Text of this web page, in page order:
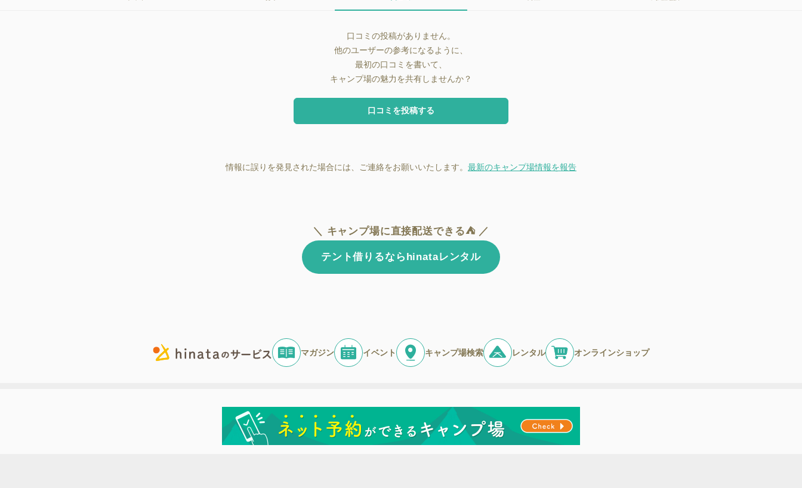
口コミの投稿がありません。
他のユーザーの参考になるように、
最初の口コミを書いて、
キャンプ場の魅力を共有しませんか？
口コミを投稿する
情報に誤りを発見された場合には、ご連絡をお願いいたします。 最新のキャンプ場情報を報告
＼ キャンプ場に直接配送できる⛺ ／
テント借りるならhinataレンタル
マガジン イベント キャンプ場検索 レンタル オンラインショップ